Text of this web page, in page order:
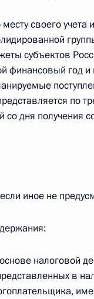
г. № 244-ФЗ
Российской
статусе
г. № 252-ФЗ
водного
измерений»
своего
субъектов
финансовый год
по
дня получения
иное не
налоговой
в